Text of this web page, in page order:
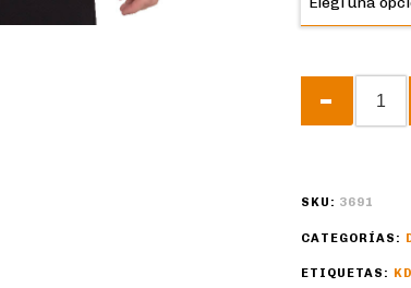
SKU: 3691
CATEGORÍAS:
ETIQUETAS: